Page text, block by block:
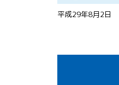
平成29年8月2日